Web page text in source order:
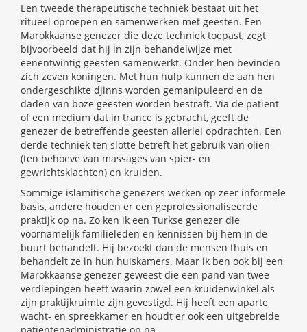
Een tweede therapeutische techniek bestaat uit het
ritueel oproepen en samenwerken met geesten. Een
Marokkaanse genezer die deze techniek toepast, zegt
bijvoorbeeld dat hij in zijn behandelwijze met
eenentwintig geesten samenwerkt. Onder hen bevinden
zich zeven koningen. Met hun hulp kunnen de aan hen
ondergeschikte djinns worden gemanipuleerd en de
daden van boze geesten worden bestraft. Via de patiënt
of een medium dat in trance is gebracht, geeft de
genezer de betreffende geesten allerlei opdrachten. Een
derde techniek ten slotte betreft het gebruik van oliën
(ten behoeve van massages van spier- en
gewrichtsklachten) en kruiden.
Sommige islamitische genezers werken op zeer informele
basis, andere houden er een geprofessionaliseerde
praktijk op na. Zo ken ik een Turkse genezer die
voornamelijk familieleden en kennissen bij hem in de
buurt behandelt. Hij bezoekt dan de mensen thuis en
behandelt ze in hun huiskamers. Maar ik ben ook bij een
Marokkaanse genezer geweest die een pand van twee
verdiepingen heeft waarin zowel een kruidenwinkel als
zijn praktijkruimte zijn gevestigd. Hij heeft een aparte
wacht- en spreekkamer en houdt er ook een uitgebreide
patiëntenadministratie op na.